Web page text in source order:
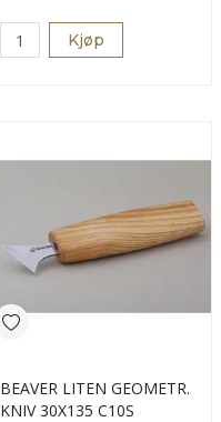
Kjøp
BEAVER LITEN GEOMETR.
KNIV 30X135 C10S